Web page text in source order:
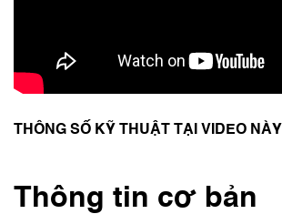
THÔNG SỐ KỸ THUẬT TẠI VIDEO NÀY
Thông tin cơ bản